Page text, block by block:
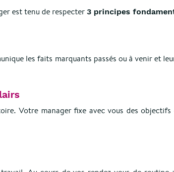
est tenu de respecter3 principes
les faits marquants passés ou à venir et
Votre manager fixe avec vous des